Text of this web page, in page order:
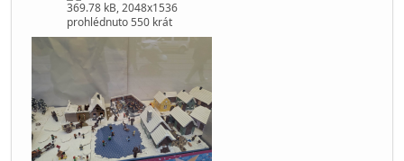
CO ta ladovska ? Moho povést komprimaci modůlů kde jsou
domečky? Bylo by to jednodušší na přepravu